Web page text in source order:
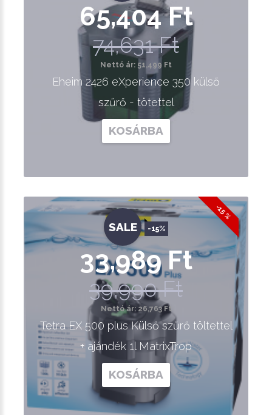
65,404 Ft
74,631 Ft
Nettó ár: 51,499 Ft
Eheim 2426 eXperience 350 külső
szűrő - tötettel
KOSÁRBA
-15 %
SALE -15%
33,989 Ft
39,990 Ft
Nettó ár: 26,763 Ft
Tetra EX 500 plus Külső szűrő töltettel
+ ajándék 1l MatrixTrop
KOSÁRBA